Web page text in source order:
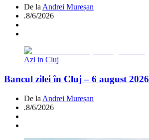
De laAndrei Mureșan
.8/6/2026
Azi in Cluj
Bancul zilei în Cluj – 6 august 2026
De la Andrei Mureșan
.8/6/2026